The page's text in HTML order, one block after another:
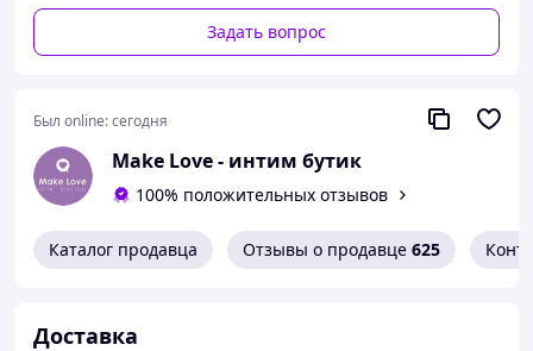
Задать вопрос
Был online:сегодня
Make Love - интим бутик
100% положительных отзывов
Каталог продавца Отзывы о продавце 625
Доставка